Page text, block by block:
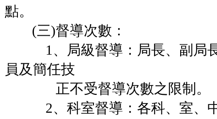
點。
(三)督導次數：
1、局級督導：局長、副局長
員及簡任技
正不受督導次數之限制。
2、科室督導：各科、室、中